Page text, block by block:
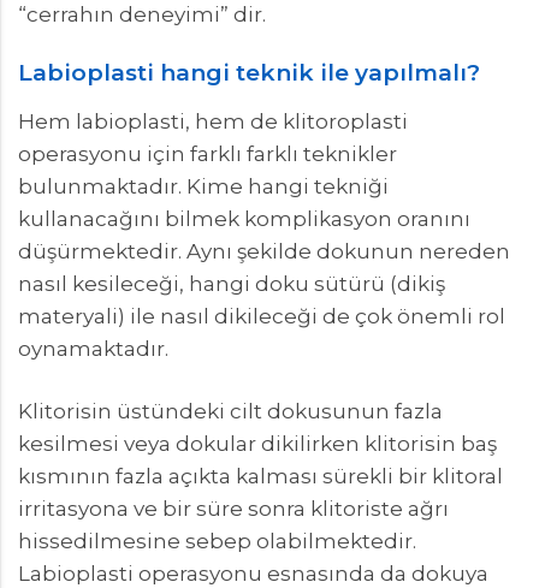
“cerrahın deneyimi” dir.
Labioplasti hangi teknik ile yapılmalı?
Hem labioplasti, hem de klitoroplasti
operasyonu için farklı farklı teknikler
bulunmaktadır. Kime hangi tekniği
kullanacağını bilmek komplikasyon oranını
düşürmektedir. Aynı şekilde dokunun nereden
nasıl kesileceği, hangi doku sütürü (dikiş
materyali) ile nasıl dikileceği de çok önemli rol
oynamaktadır.
Klitorisin üstündeki cilt dokusunun fazla
kesilmesi veya dokular dikilirken klitorisin baş
kısmının fazla açıkta kalması sürekli bir klitoral
irritasyona ve bir süre sonra klitoriste ağrı
hissedilmesine sebep olabilmektedir.
Labioplasti operasyonu esnasında da dokuya